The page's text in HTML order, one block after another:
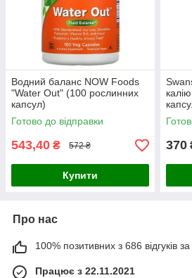
Водний баланс NOW Foods
"Water Out" (100 рослинних
капсул)
Готово до відправки
543,40 ₴ 572 ₴
Купити
370
Про нас
100% позитивних з 686 відгуків за
Працює з 22.11.2021